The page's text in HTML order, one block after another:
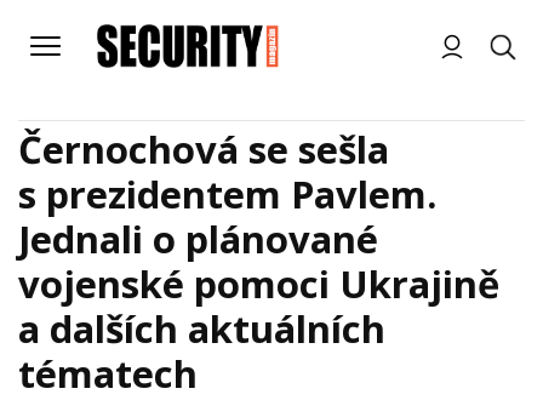
Černochová se sešla
s prezidentem Pavlem.
Jednali o plánované
vojenské pomoci Ukrajině
a dalších aktuálních
tématech